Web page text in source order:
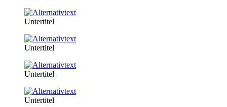
Untertitel
Untertitel
Untertitel
Untertitel